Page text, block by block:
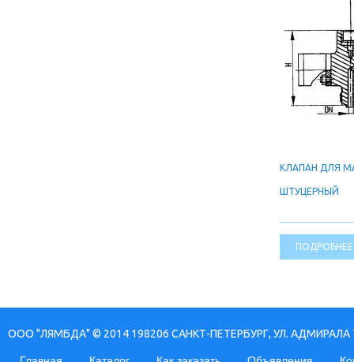
КЛАПАН ДЛЯ
ШТУЦЕРНЫЙ
ПОДРОБНЕЕ
ООО "ЛЯМБДА" © 2014 198206 САНКТ-ПЕТЕРБУРГ, УЛ. АДМИРАЛА